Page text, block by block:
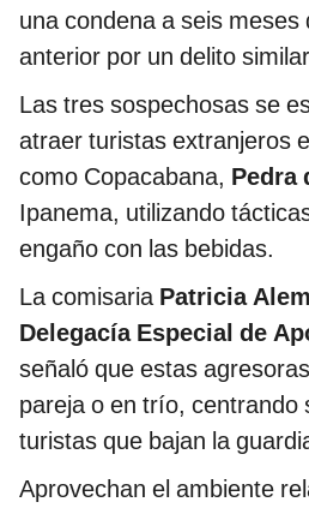
una condena a seis meses
anterior por un delito
Las tres sospechosas se
atraer turistas extranjeros
como Copacabana, Pedra
Ipanema, utilizando
engaño con las bebidas.
La comisaria Patricia
Delegacía Especial de
señaló que estas
pareja o en trío, centrando
turistas que bajan la
Aprovechan el ambiente